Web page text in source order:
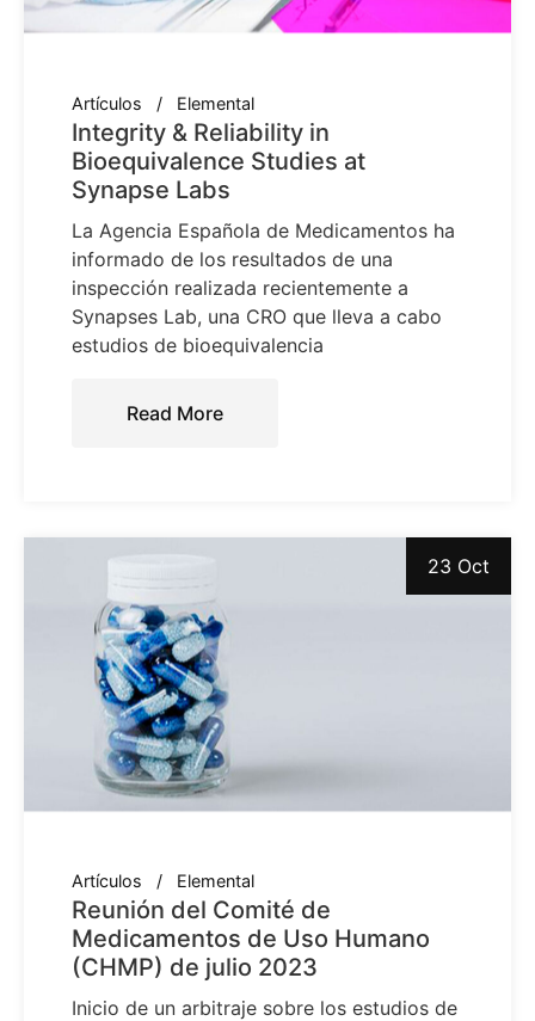
Artículos Elemental
Integrity & Reliability in
Bioequivalence Studies at
Synapse Labs
La Agencia Española de Medicamentos ha
informado de los resultados de una
inspección realizada recientemente a
Synapses Lab, una CRO que lleva a cabo
estudios de bioequivalencia
Read More
23 Oct
Artículos Elemental
Reunión del Comité de
Medicamentos de Uso Humano
(CHMP) de julio 2023
Inicio de un arbitraje sobre los estudios de